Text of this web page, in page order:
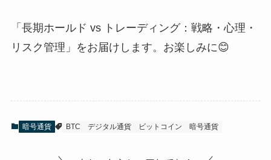
「長期ホールド vs トレーディング：戦略・心理・
リスク管理」をお届けします。お楽しみに😊
暗号通貨 BTC デジタル通貨 ビットコイン 暗号通貨